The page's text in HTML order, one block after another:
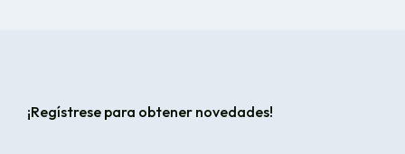
¡Regístrese para obtener novedades!